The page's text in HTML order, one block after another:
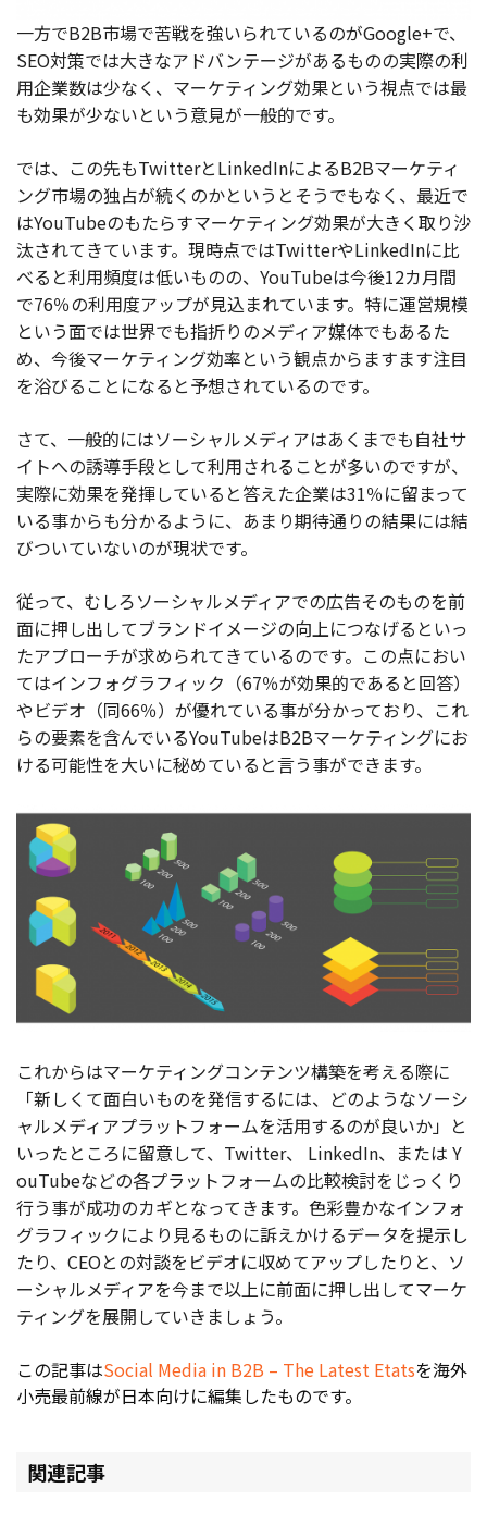
一方でB2B市場で苦戦を強いられているのがGoogle+で、
SEO対策では大きなアドバンテージがあるものの実際の利
用企業数は少なく、マーケティング効果という視点では最
も効果が少ないという意見が一般的です。
では、この先もTwitterとLinkedInによるB2Bマーケティ
ング市場の独占が続くのかというとそうでもなく、最近で
はYouTubeのもたらすマーケティング効果が大きく取り沙
汰されてきています。現時点ではTwitterやLinkedInに比
べると利用頻度は低いものの、YouTubeは今後12カ月間
で76％の利用度アップが見込まれています。特に運営規模
という面では世界でも指折りのメディア媒体でもあるた
め、今後マーケティング効率という観点からますます注目
を浴びることになると予想されているのです。
さて、一般的にはソーシャルメディアはあくまでも自社サ
イトへの誘導手段として利用されることが多いのですが、
実際に効果を発揮していると答えた企業は31％に留まって
いる事からも分かるように、あまり期待通りの結果には結
びついていないのが現状です。
従って、むしろソーシャルメディアでの広告そのものを前
面に押し出してブランドイメージの向上につなげるといっ
たアプローチが求められてきているのです。この点におい
てはインフォグラフィック（67％が効果的であると回答）
やビデオ（同66％）が優れている事が分かっており、これ
らの要素を含んでいるYouTubeはB2Bマーケティングにお
ける可能性を大いに秘めていると言う事ができます。
これからはマーケティングコンテンツ構築を考える際に
「新しくて面白いものを発信するには、どのようなソーシ
ャルメディアプラットフォームを活用するのが良いか」と
いったところに留意して、Twitter、 LinkedIn、または Y
ouTubeなどの各プラットフォームの比較検討をじっくり
行う事が成功のカギとなってきます。色彩豊かなインフォ
グラフィックにより見るものに訴えかけるデータを提示し
たり、CEOとの対談をビデオに収めてアップしたりと、ソ
ーシャルメディアを今まで以上に前面に押し出してマーケ
ティングを展開していきましょう。
この記事はSocial Media in B2B – The Latest Etatsを海外
小売最前線が日本向けに編集したものです。
関連記事